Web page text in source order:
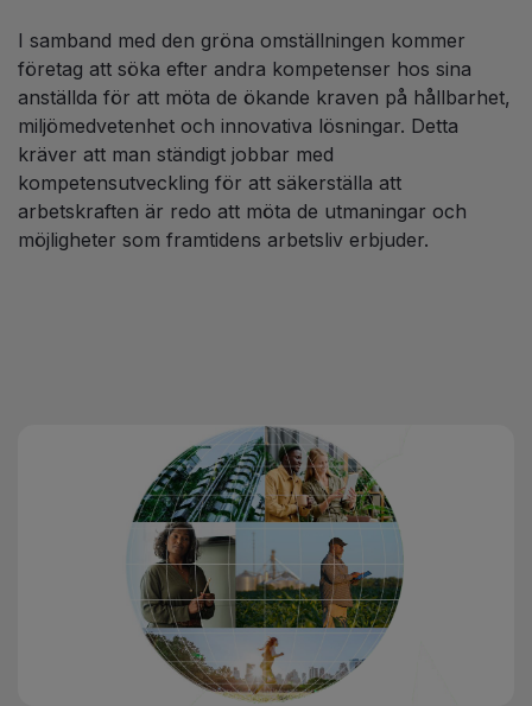
I samband med den gröna omställningen kommer
företag att söka efter andra kompetenser hos sina
anställda för att möta de ökande kraven på hållbarhet,
miljömedvetenhet och innovativa lösningar. Detta
kräver att man ständigt jobbar med
kompetensutveckling för att säkerställa att
arbetskraften är redo att möta de utmaningar och
möjligheter som framtidens arbetsliv erbjuder.